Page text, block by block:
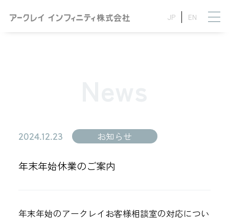
JP EN
2024.12.23 お知らせ
年末年始休業のご案内
年末年始のアークレイお客様相談室の対応につい